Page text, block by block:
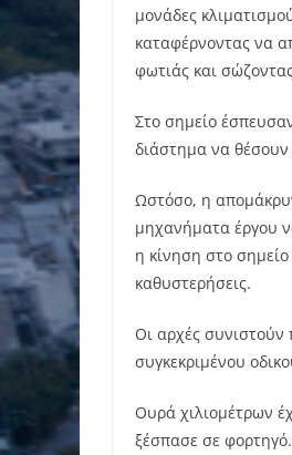
μονάδες
καταφέρνοντας να
φωτιάς και
Στο σημείο
διάστημα να
Ωστόσο, η
μηχανήματα έργου
η κίνηση στο
καθυστερήσεις.
Οι αρχές
συγκεκριμένου
Ουρά χιλιομέτρων
ξέσπασε σε φορτηγό.